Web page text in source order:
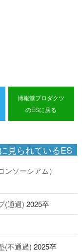
博報堂プロダクツ
のESに戻る
見られているES
ソーシアム）
(通過) 2025卒
(不通過) 2025卒